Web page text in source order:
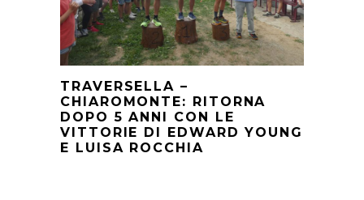
TRAVERSELLA –
CHIAROMONTE: RITORNA
DOPO 5 ANNI CON LE
VITTORIE DI EDWARD YOUNG
E LUISA ROCCHIA